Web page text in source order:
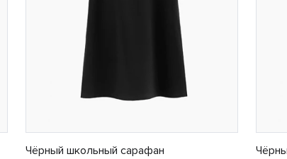
Чёрный школьный сарафан